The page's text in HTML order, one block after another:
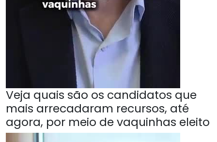
Veja quais são os candidatos que
mais arrecadaram recursos, até
agora, por meio de vaquinhas eleito